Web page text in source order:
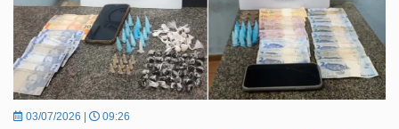
03/07/2026 | 09:26